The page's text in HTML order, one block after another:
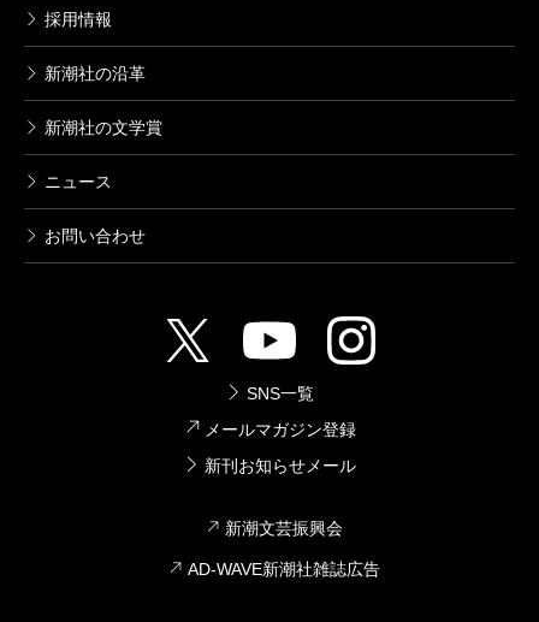
採用情報
新潮社の沿革
新潮社の文学賞
ニュース
お問い合わせ
SNS一覧
メールマガジン登録
新刊お知らせメール
新潮文芸振興会
AD-WAVE新潮社雑誌広告